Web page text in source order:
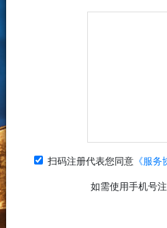
扫码注册代表您同意 《服务
如需使用手机号注